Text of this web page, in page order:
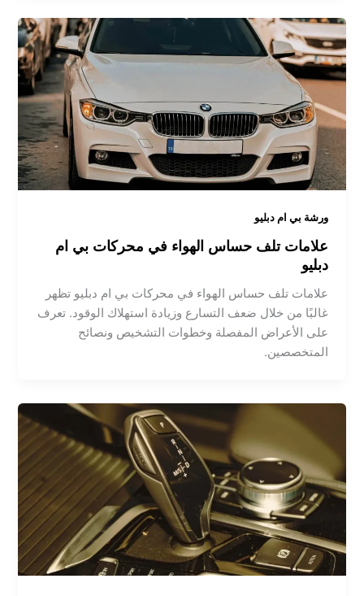
ورشة بي ام دبليو
علامات تلف حساس الهواء في محركات بي ام
دبليو
علامات تلف حساس الهواء في محركات بي ام دبليو تظهر
غالبًا من خلال ضعف التسارع وزيادة استهلاك الوقود. تعرف
على الأعراض المفصلة وخطوات التشخيص ونصائح
المتخصصين.